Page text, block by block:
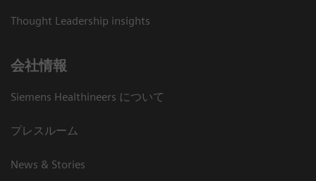
Thought Leadership insights
会社情報
Siemens Healthineers について
プレスルーム
News & Stories